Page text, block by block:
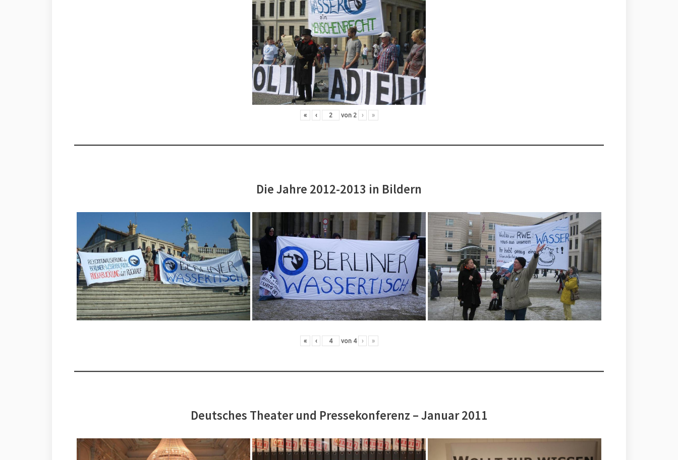
« ‹ von 2 › »
Die Jahre 2012-2013 in Bildern
« ‹ von 4 › »
Deutsches Theater und Pressekonferenz – Januar 2011